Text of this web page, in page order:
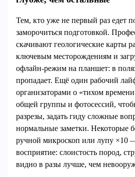
Тем, кто уже не первый раз едет
заморочиться подготовкой.
скачивают геологические карты
ключевым месторождениям и
офлайн‑режим на планшет: в
пропадает. Ещё один рабочий
организаторами о «тихом
общей группы и фотосессий,
разрезы, задать гиду сложные
нормальные заметки. Некоторые
ручной микроскоп или лупу ×10
восприятие: слоистость пород,
видно в разы лучше, чем